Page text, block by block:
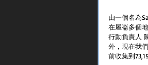
由一個名為
在屋崙多個
行動負責人
外，現在我
前收集到